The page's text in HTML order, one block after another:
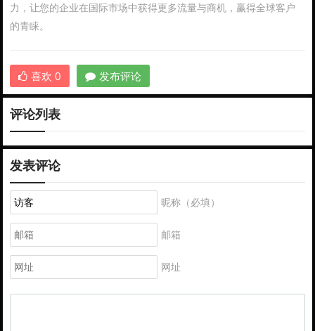
力，让您的企业在国际市场中获得更多流量与商机，赢得全球客户
的青睐。
喜欢 0 发布评论
评论列表
发表评论
昵称（必填）
邮箱
网址